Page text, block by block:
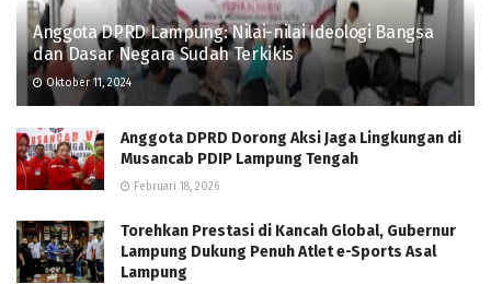
Anggota DPRD Lampung: Nilai-nilai Ideologi Bangsa
dan Dasar Negara Sudah Terkikis
Oktober 11, 2024
Anggota DPRD Dorong Aksi Jaga Lingkungan di
Musancab PDIP Lampung Tengah
Februari 18, 2026
Torehkan Prestasi di Kancah Global, Gubernur
Lampung Dukung Penuh Atlet e-Sports Asal
Lampung